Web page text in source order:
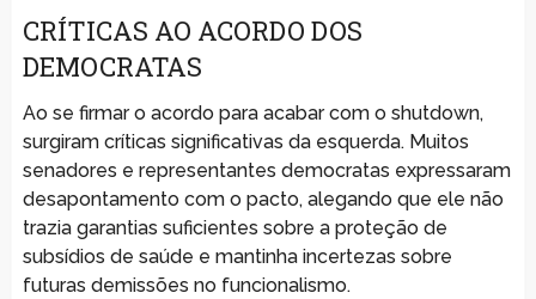
CRÍTICAS AO ACORDO DOS
DEMOCRATAS
Ao se firmar o acordo para acabar com o shutdown,
surgiram críticas significativas da esquerda. Muitos
senadores e representantes democratas expressaram
desapontamento com o pacto, alegando que ele não
trazia garantias suficientes sobre a proteção de
subsídios de saúde e mantinha incertezas sobre
futuras demissões no funcionalismo.